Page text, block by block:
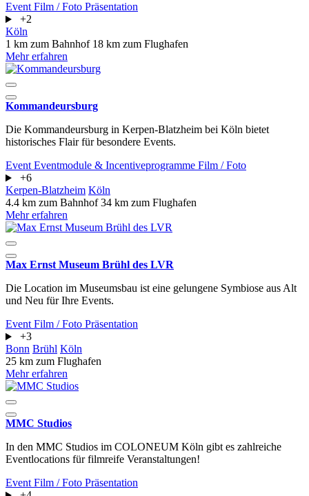
Event Film / Foto Präsentation
+2
Köln
1 km zum Bahnhof 18 km zum Flughafen
Mehr erfahren
Kommandeursburg
Die Kommandeursburg in Kerpen-Blatzheim bei Köln bietet
historisches Flair für besondere Events.
Event Eventmodule & Incentiveprogramme Film / Foto
+6
Kerpen-Blatzheim Köln
4.4 km zum Bahnhof34 km zum Flughafen
Mehr erfahren
Max Ernst Museum Brühl des LVR
Die Location im Museumsbau ist eine gelungene Symbiose aus Alt
und Neu für Ihre Events.
Event Film / Foto Präsentation
+3
Bonn Brühl Köln
25 km zum Flughafen
Mehr erfahren
MMC Studios
In den MMC Studios im COLONEUM Köln gibt es zahlreiche
Eventlocations für filmreife Veranstaltungen!
Event Film / Foto Präsentation